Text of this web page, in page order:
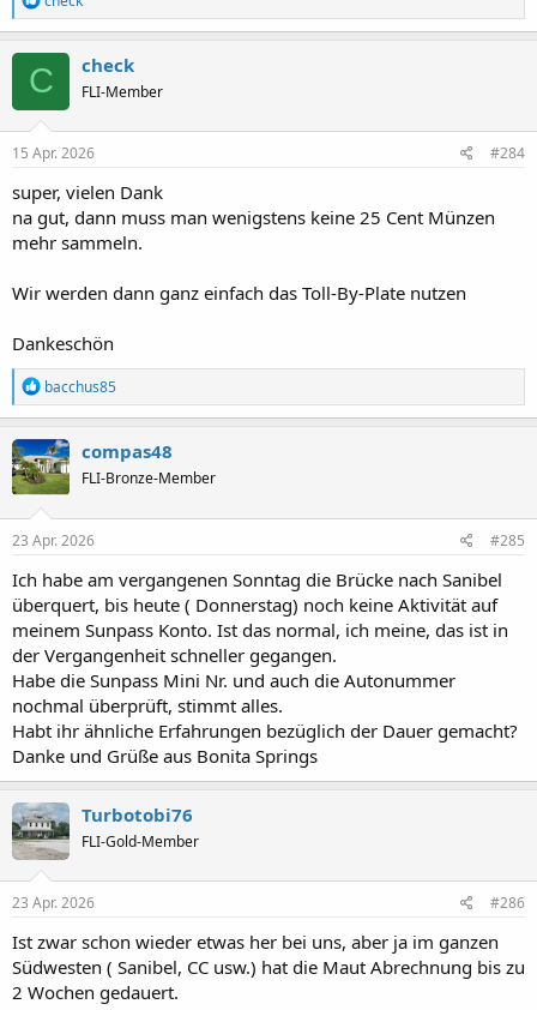
dann wäre das evtl. ratsam, da bestimmt die Mautgebühren
man hier mit Quarter hat bezahlen können.
Danke
e
a
k
t
i
o
n
e
:
C check
FLI-Member
15 Apr. 2026 #284
super, vielen Dank
na gut, dann muss man wenigstens keine 25 Cent Münzen
mehr sammeln.
Wir werden dann ganz einfach das Toll-By-Plate nutzen
Dankeschön
R
e
a
k
t
i
o
n
e
:
bacchus85
compas48
FLI-Bronze-Member
23 Apr. 2026 #285
Ich habe am vergangenen Sonntag die Brücke nach Sanibel
überquert, bis heute ( Donnerstag) noch keine Aktivität auf
meinem Sunpass Konto. Ist das normal, ich meine, das ist in
der Vergangenheit schneller gegangen.
Habe die Sunpass Mini Nr. und auch die Autonummer
nochmal überprüft, stimmt alles.
Habt ihr ähnliche Erfahrungen bezüglich der Dauer gemacht?
Danke und Grüße aus Bonita Springs
Turbotobi76
FLI-Gold-Member
23 Apr. 2026 #286
Ist zwar schon wieder etwas her bei uns, aber ja im ganzen
Südwesten ( Sanibel, CC usw.) hat die Maut Abrechnung bis zu
2 Wochen gedauert.